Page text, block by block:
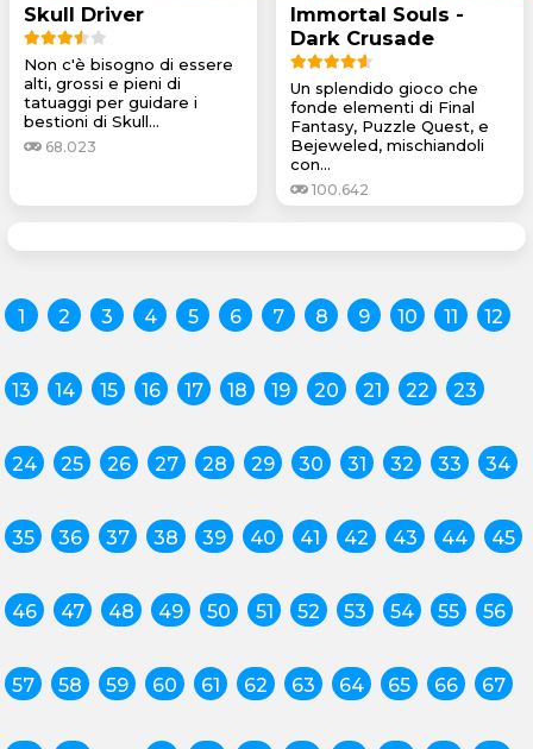
Skull Driver
Non c'è bisogno di essere
alti, grossi e pieni di
tatuaggi per guidare i
bestioni di Skull...
68.023
Immortal Souls -
Dark Crusade
Un splendido gioco che
fonde elementi di Final
Fantasy, Puzzle Quest, e
Bejeweled, mischiandoli
con...
100.642
1 2 3 4 5 6 7 8 9 10 11 12
13 14 15 16 17 18 19 20 21 22 23
24 25 26 27 28 29 30 31 32 33 34
35 36 37 38 39 40 41 42 43 44 45
46 47 48 49 50 51 52 53 54 55 56
57 58 59 60 61 62 63 64 65 66 67